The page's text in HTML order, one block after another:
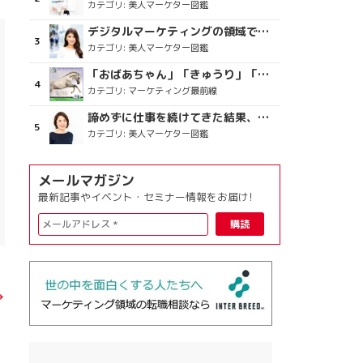
カテゴリ: 美人マーケター図鑑
デジタルマーケティングの領域で、海外というステージに
カテゴリ: 美人マーケター図鑑
「おばあちゃん」「きゅうり」「ディスコで踊るおじさん」をCM素材に使った、「気持ちよさ」が売りの意外な商品とは？
カテゴリ: マーケティング最前線
諦めずに仕事を続けてきた結果、楽しめている今がある
カテゴリ: 美人マーケター図鑑
メールマガジン
最新記事やイベント・セミナー情報をお届け!